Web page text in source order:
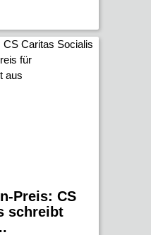
Preis: CS
schreibt